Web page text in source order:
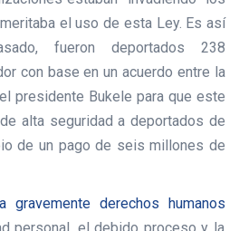
el uso de esta Ley. Es así
fueron deportados 238
con base en un acuerdo entre la
presidente Bukele para que este
alta seguridad a deportados de
de un pago de seis millones de
gravemente derechos humanos